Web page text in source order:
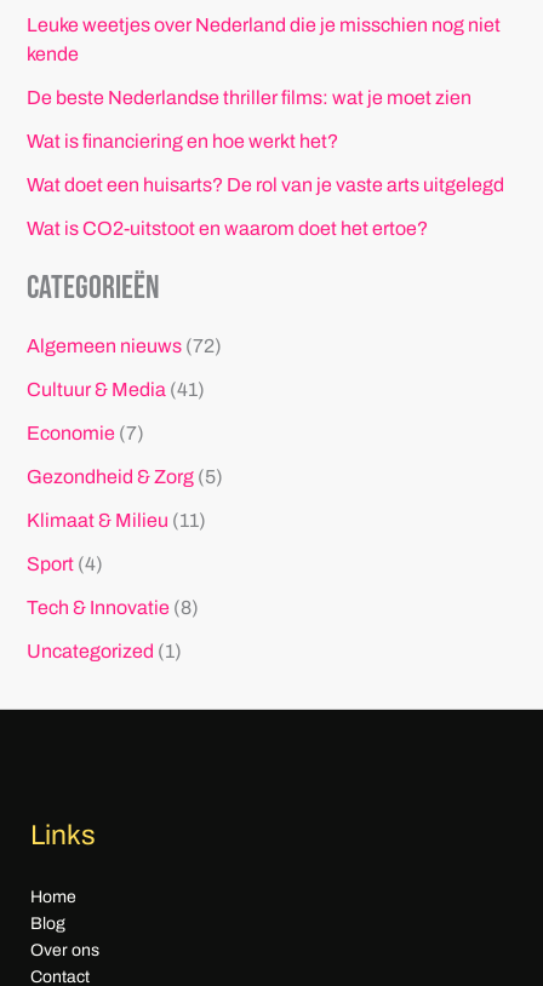
Leuke weetjes over Nederland die je misschien nog niet
kende
De beste Nederlandse thriller films: wat je moet zien
Wat is financiering en hoe werkt het?
Wat doet een huisarts? De rol van je vaste arts uitgelegd
Wat is CO2-uitstoot en waarom doet het ertoe?
Categorieën
Algemeen nieuws(72)
Cultuur & Media (41)
Economie(7)
Gezondheid & Zorg(5)
Klimaat & Milieu (11)
Sport(4)
Tech & Innovatie(8)
Uncategorized (1)
Links
Home
Blog
Over ons
Contact